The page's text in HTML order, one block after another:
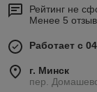
Рейтинг не
Менее 5
Работает с
г. Минск
пер.